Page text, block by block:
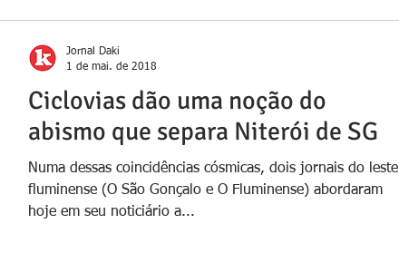
Ciclovias dão uma noção do
abismo que separa Niterói de SG
Numa dessas coincidências cósmicas, dois jornais do leste
fluminense (O São Gonçalo e O Fluminense) abordaram
hoje em seu noticiário a...
Jornal Daki
1 de mai. de 2018